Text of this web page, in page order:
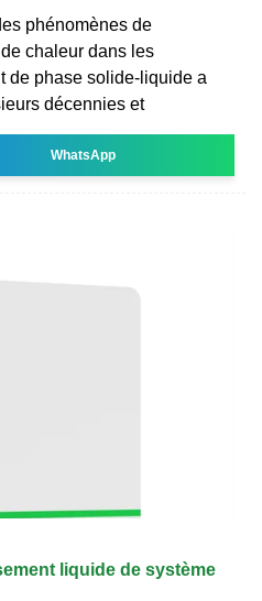
phénomènes de
chaleur dans les
de phase solide-liquide a
décennies et
WhatsApp
liquide de système